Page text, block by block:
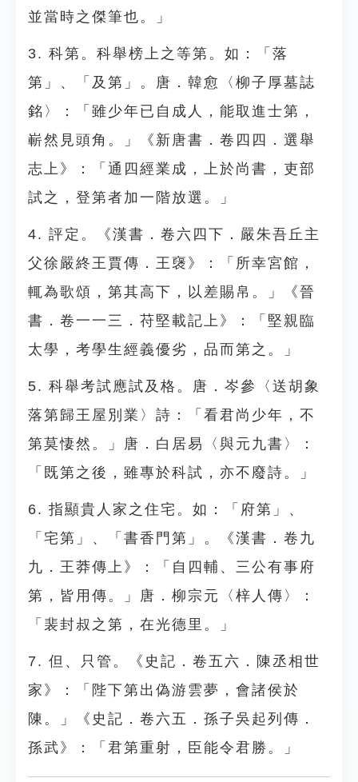
並當時之傑筆也。」
3. 科第。科舉榜上之等第。如：「落
第」、「及第」。唐．韓愈〈柳子厚墓誌
銘〉：「雖少年已自成人，能取進士第，
嶄然見頭角。」《新唐書．卷四四．選舉
志上》：「通四經業成，上於尚書，吏部
試之，登第者加一階放選。」
4. 評定。《漢書．卷六四下．嚴朱吾丘主
父徐嚴終王賈傳．王襃》：「所幸宮館，
輒為歌頌，第其高下，以差賜帛。」《晉
書．卷一一三．苻堅載記上》：「堅親臨
太學，考學生經義優劣，品而第之。」
5. 科舉考試應試及格。唐．岑參〈送胡象
落第歸王屋別業〉詩：「看君尚少年，不
第莫悽然。」唐．白居易〈與元九書〉：
「既第之後，雖專於科試，亦不廢詩。」
6. 指顯貴人家之住宅。如：「府第」、
「宅第」、「書香門第」。《漢書．卷九
九．王莽傳上》：「自四輔、三公有事府
第，皆用傳。」唐．柳宗元〈梓人傳〉：
「裴封叔之第，在光德里。」
7. 但、只管。《史記．卷五六．陳丞相世
家》：「陛下第出偽游雲夢，會諸侯於
陳。」《史記．卷六五．孫子吳起列傳．
孫武》：「君第重射，臣能令君勝。」